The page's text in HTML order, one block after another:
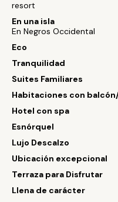
resort
En una isla
En Negros Occidental
Eco
Tranquilidad
Suites Familiares
Habitaciones con
Hotel con spa
Esnórquel
Lujo Descalzo
Ubicación excepcional
Terraza para Disfrutar
Llena de carácter